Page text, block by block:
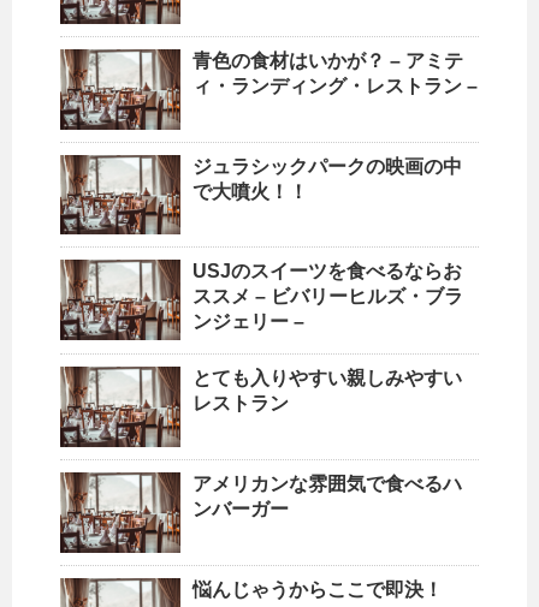
青色の食材はいかが？ – アミテ
ィ・ランディング・レストラン –
ジュラシックパークの映画の中
で大噴火！！
USJのスイーツを食べるならお
ススメ – ビバリーヒルズ・ブラ
ンジェリー –
とても入りやすい親しみやすい
レストラン
アメリカンな雰囲気で食べるハ
ンバーガー
悩んじゃうからここで即決！